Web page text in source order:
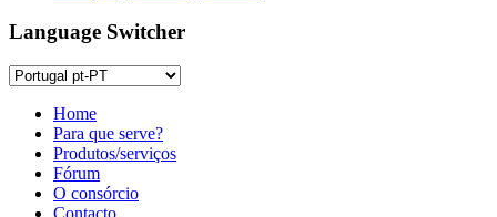
Language Switcher
Home
Para que serve?
Produtos/serviços
Fórum
O consórcio
Contacto